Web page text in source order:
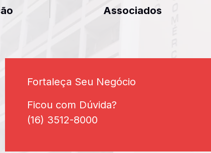
Associados
Fortaleça Seu Negócio
Ficou com Dúvida?
(16) 3512-8000